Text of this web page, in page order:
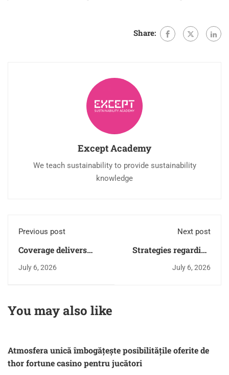
Share:
Except Academy
We teach sustainability to provide sustainability
knowledge
Previous post
Coverage delivers
latest news around
July 6, 2026
Next post
Strategies regarding
risks within
July 6, 2026
You may also like
Atmosfera unică îmbogățește posibilitățile oferite de
thor fortune casino pentru jucători